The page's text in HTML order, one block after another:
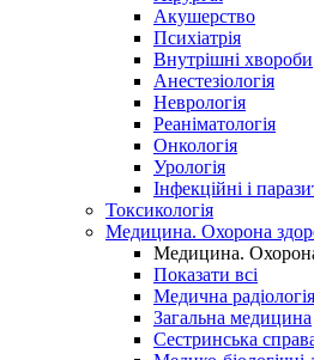
Акушерство
Психіатрія
Внутрішні хвороби
Анестезіологія
Неврологія
Реаніматологія
Онкологія
Урологія
Інфекційні і
Токсикологія
Медицина. Охорона
Медицина.
Показати всі
Медична
Загальна медицина
Сестринська